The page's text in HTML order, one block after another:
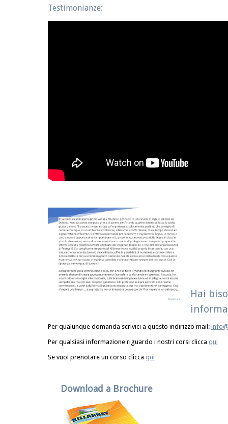
Testimonianze:
Hai
Per qualunque domanda scrivici a questo indirizzo mail:
Per qualsiasi informazione riguardo i nostri corsi clicca qui
Se vuoi prenotare un corso clicca qui
Download a Brochure